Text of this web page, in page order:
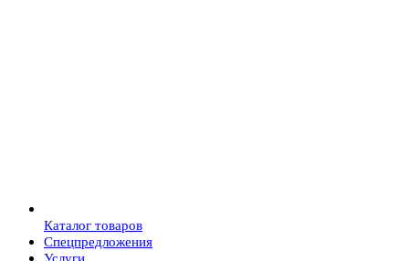
Каталог товаров
Спецпредложения